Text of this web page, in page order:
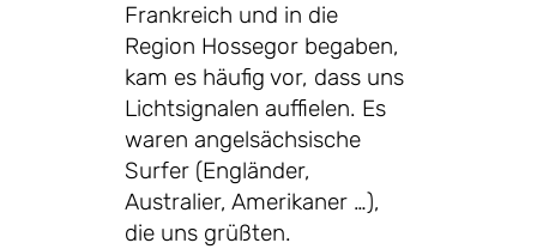
Frankreich und in die
Region Hossegor begaben,
kam es häufig vor, dass uns
Lichtsignalen auffielen. Es
waren angelsächsische
Surfer (Engländer,
Australier, Amerikaner …),
die uns grüßten.